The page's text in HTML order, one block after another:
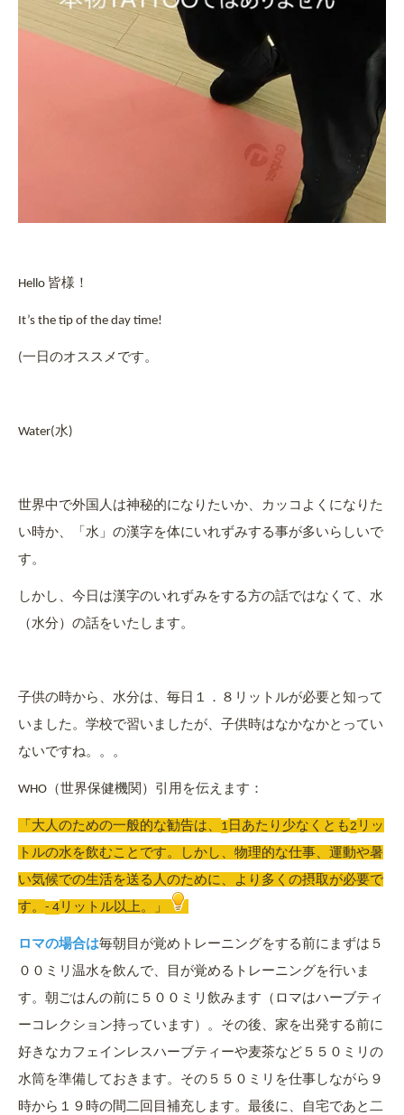
Hello 皆様！
It’s the tip of the day time!
(一日のオススメです。
Water(水)
世界中で外国人は神秘的になりたいか、カッコよくになりた
い時か、「水」の漢字を体にいれずみする事が多いらしいで
す。
しかし、今日は漢字のいれずみをする方の話ではなくて、水
（水分）の話をいたします。
子供の時から、水分は、毎日１．８リットルが必要と知って
いました。学校で習いましたが、子供時はなかなかとってい
ないですね。。。
WHO （世界保健機関）引用を伝えます：
「大人のための一般的な勧告は、 1 日あたり少なくとも2 リッ
トルの水を飲むことです。しかし、物理的な仕事、運動や暑
い気候での生活を送る人のために、より多くの摂取が必要で
す。 - 4 リットル以上。」
ロマの場合は毎朝目が覚めトレーニングをする前にまずは５
００ミリ温水を飲んで、目が覚めるトレーニングを行いま
す。朝ごはんの前に５００ミリ飲みます（ロマはハーブティ
ーコレクション持っています）。その後、家を出発する前に
好きなカフェインレスハーブティーや麦茶など５５０ミリの
水筒を準備しておきます。その５５０ミリを仕事しながら９
時から１９時の間二回目補充します。最後に、自宅であと二